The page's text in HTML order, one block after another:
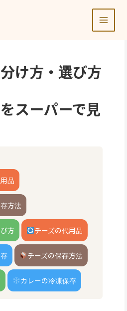
け方・選び方
スーパーで見
品
方法
方 チーズの代用品
チーズの保存方法
カレーの冷凍保存